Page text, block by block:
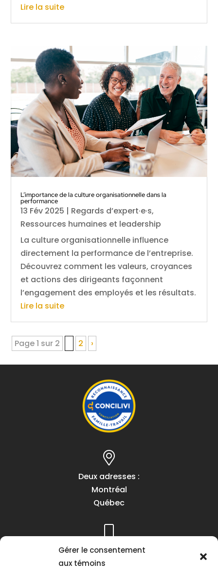
Gérer le consentement
aux témoins
Lire la suite
L’importance de la culture organisationnelle dans la
performance
13 Fév 2025 | Regards d’expert·e·s,
Ressources humaines et leadership
La culture organisationnelle influence
directement la performance de l’entreprise.
Découvrez comment les valeurs, croyances
et actions des dirigeants façonnent
l’engagement des employés et les résultats.
Lire la suite
Page 1 sur 2 2 ›
Deux adresses :
Montréal
Québec
Téléphone :
(418) 622-1001